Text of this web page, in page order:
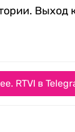
Выход
RTVI в